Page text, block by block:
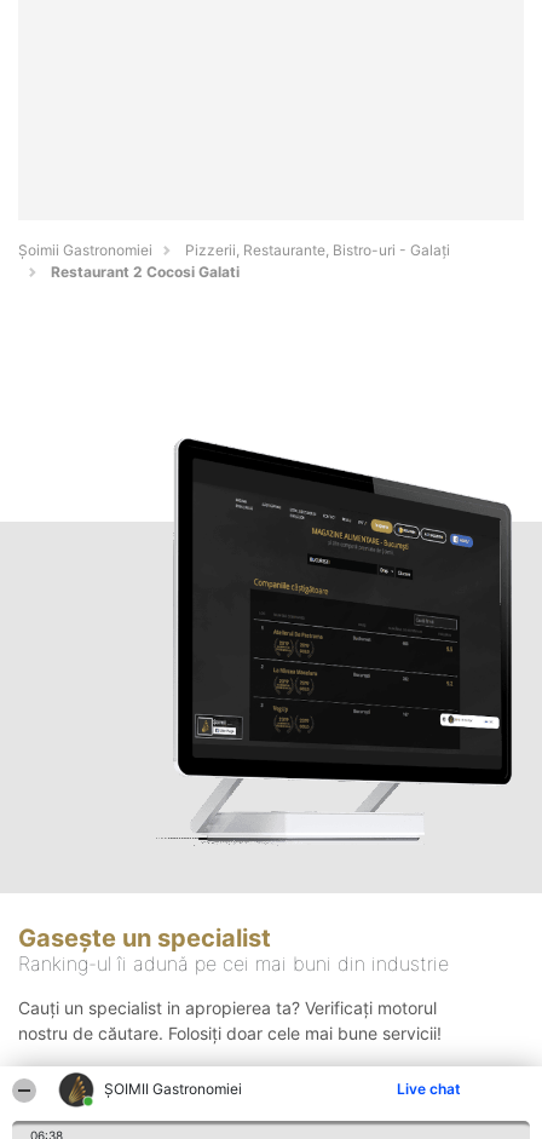
ȘOIMII Gastronomiei Live chat
06:38
Șoimii Gastronomiei
Pizzerii, Restaurante, Bistro-uri - Galaţi
Restaurant 2 Cocosi Galati
Gasește un specialist
Ranking-ul îi adună pe cei mai buni din industrie
Cauți un specialist in apropierea ta? Verificați motorul
nostru de căutare. Folosiți doar cele mai bune servicii!